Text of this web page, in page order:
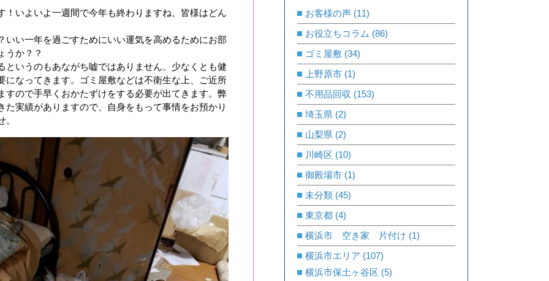
！いよいよ一週間で今年も終わりますね、皆様はどん
いい一年を過ごすためにいい運気を高めるためにお部
うか？？
というのもあながち嘘ではありません。少なくとも健
になってきます。ゴミ屋敷などは不衛生な上、ご近所
すので手早くおかたずけをする必要が出てきます。弊
実績がありますので、自身をもって事情をお預かり
お客様の声 (11)
お役立ちコラム (86)
ゴミ屋敷 (34)
上野原市 (1)
不用品回収 (153)
埼玉県 (2)
山梨県 (2)
川崎区 (10)
御殿場市 (1)
未分類 (45)
東京都 (4)
横浜市 空き家 片付け (1)
横浜市エリア (107)
横浜市保土ヶ谷区 (5)